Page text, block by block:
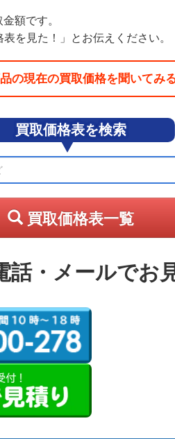
額です。
を見た！」とお伝えください。
の現在の買取価格を聞いてみ
買取価格表を検索
買取価格表一覧
話・メールでお